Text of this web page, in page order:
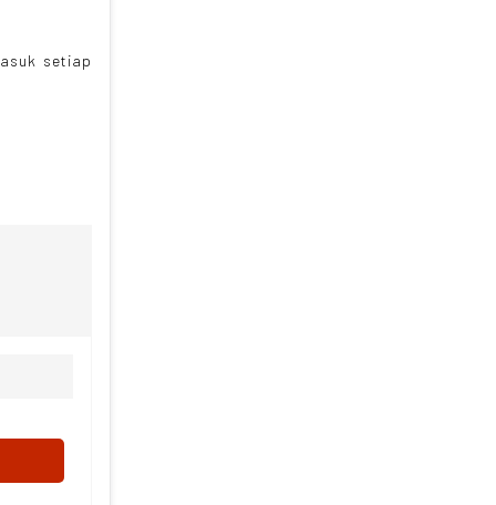
setiap